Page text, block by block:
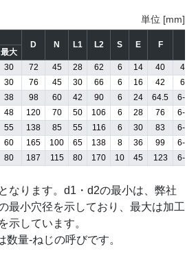
単位 [mm]
D N L1 L2 S E F
最大
30 72 45 28 62 6 14 40
4-
30 76 45 30 66 6 16 42
6-
38 98 60 42 90 6 24 64.5
6-
48 120 70 50 106 6 28 76
6-
55 138 85 55 116 6 30 83
6-
60 165 100 65 138 8 36 99
6-
80 187 115 80 170 10 45 123 6-
なります。d1・d2の最小は、弊社
最小穴径を示しており、最大は加工
示しています。
数量-ねじの呼びです。